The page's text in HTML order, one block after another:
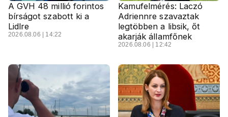
A GVH 48 millió forintos
bírságot szabott ki a
Lidlre
2026.08.06 | 14:22
Kamufelmérés: Laczó
Adriennre szavaztak
legtöbben a libsik, őt
akarják államfőnek
2026.08.06 | 12:42